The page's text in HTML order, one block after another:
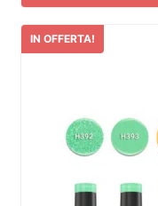
IN OFFERTA!